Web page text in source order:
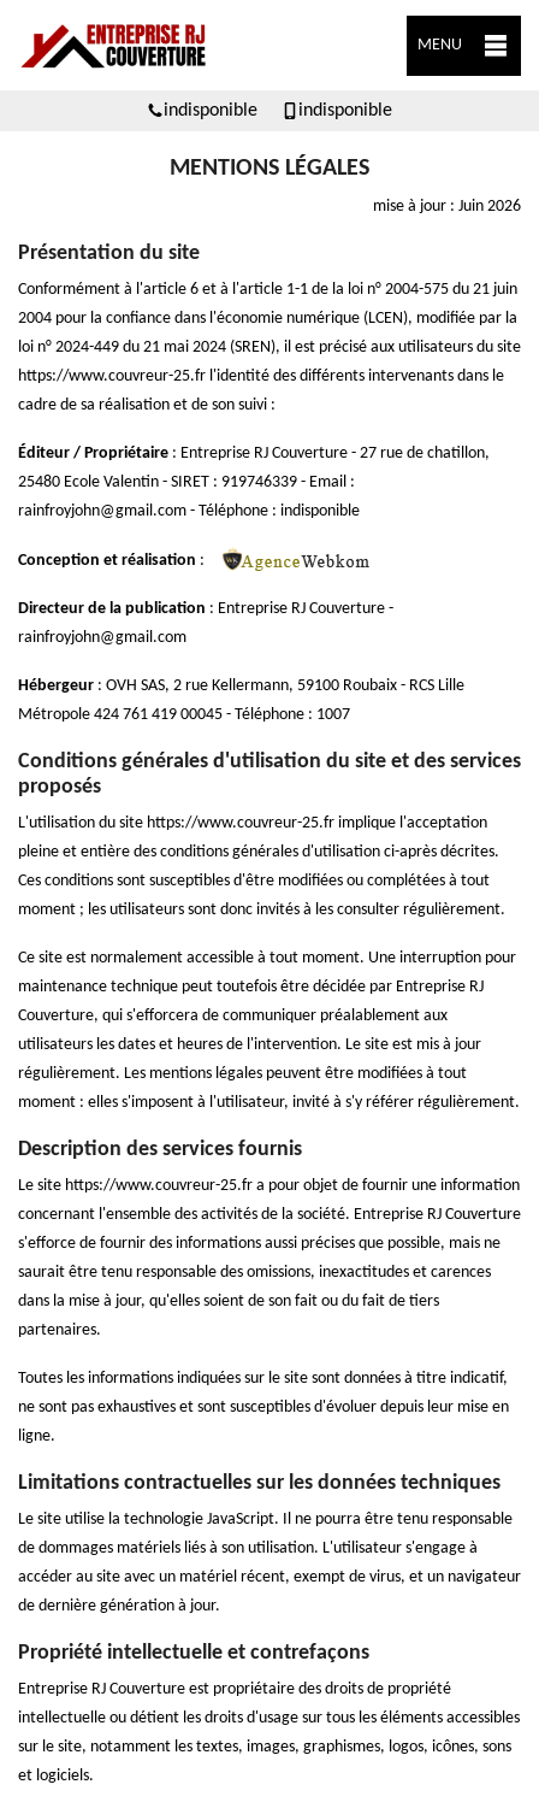
MENU
indisponible indisponible
MENTIONS LÉGALES
mise à jour : Juin 2026
Présentation du site
Conformément à l'article 6 et à l'article 1-1 de la loi n° 2004-575 du 21 juin
2004 pour la confiance dans l'économie numérique (LCEN), modifiée par la
loi n° 2024-449 du 21 mai 2024 (SREN), il est précisé aux utilisateurs du site
https://www.couvreur-25.fr l'identité des différents intervenants dans le
cadre de sa réalisation et de son suivi :
Éditeur / Propriétaire : Entreprise RJ Couverture - 27 rue de chatillon,
25480 Ecole Valentin - SIRET : 919746339 - Email :
rainfroyjohn@gmail.com - Téléphone : indisponible
Conception et réalisation :
Directeur de la publication : Entreprise RJ Couverture -
rainfroyjohn@gmail.com
Hébergeur : OVH SAS, 2 rue Kellermann, 59100 Roubaix - RCS Lille
Métropole 424 761 419 00045 - Téléphone : 1007
Conditions générales d'utilisation du site et des services
proposés
L'utilisation du site https://www.couvreur-25.fr implique l'acceptation
pleine et entière des conditions générales d'utilisation ci-après décrites.
Ces conditions sont susceptibles d'être modifiées ou complétées à tout
moment ; les utilisateurs sont donc invités à les consulter régulièrement.
Ce site est normalement accessible à tout moment. Une interruption pour
maintenance technique peut toutefois être décidée par Entreprise RJ
Couverture, qui s'efforcera de communiquer préalablement aux
utilisateurs les dates et heures de l'intervention. Le site est mis à jour
régulièrement. Les mentions légales peuvent être modifiées à tout
moment : elles s'imposent à l'utilisateur, invité à s'y référer régulièrement.
Description des services fournis
Le site https://www.couvreur-25.fr a pour objet de fournir une information
concernant l'ensemble des activités de la société. Entreprise RJ Couverture
s'efforce de fournir des informations aussi précises que possible, mais ne
saurait être tenu responsable des omissions, inexactitudes et carences
dans la mise à jour, qu'elles soient de son fait ou du fait de tiers
partenaires.
Toutes les informations indiquées sur le site sont données à titre indicatif,
ne sont pas exhaustives et sont susceptibles d'évoluer depuis leur mise en
ligne.
Limitations contractuelles sur les données techniques
Le site utilise la technologie JavaScript. Il ne pourra être tenu responsable
de dommages matériels liés à son utilisation. L'utilisateur s'engage à
accéder au site avec un matériel récent, exempt de virus, et un navigateur
de dernière génération à jour.
Propriété intellectuelle et contrefaçons
Entreprise RJ Couverture est propriétaire des droits de propriété
intellectuelle ou détient les droits d'usage sur tous les éléments accessibles
sur le site, notamment les textes, images, graphismes, logos, icônes, sons
et logiciels.